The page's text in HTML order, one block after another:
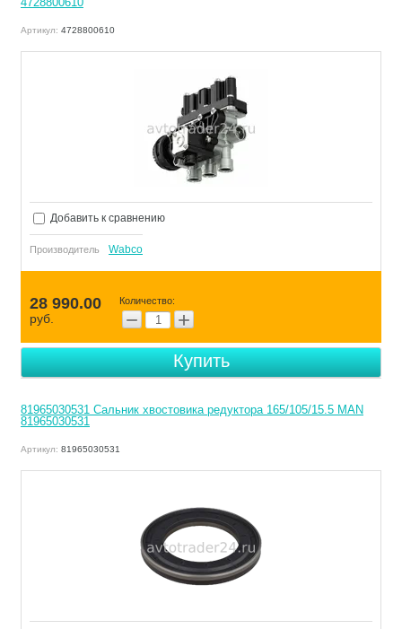
Артикул: 4728800610
Добавить к сравнению
Производитель Wabco
28 990.00
руб.
Количество:
− +
Купить
81965030531 Сальник хвостовика редуктора 165/105/15.5 MAN
81965030531
Артикул: 81965030531